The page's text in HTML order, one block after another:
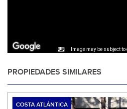
Image may be subject
PROPIEDADES SIMILARES
COSTA ATLÁNTICA